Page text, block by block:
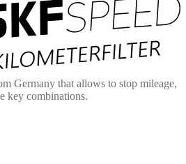
Germany that allows to stop mileage,
key combinations.